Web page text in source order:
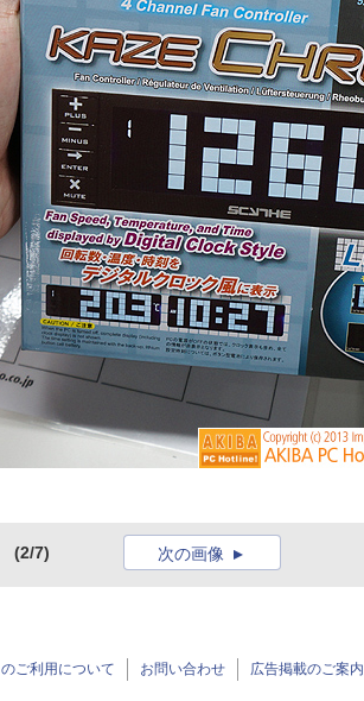
(2/7) 次の画像
ご利用について お問い合わせ 広告掲載のご案内